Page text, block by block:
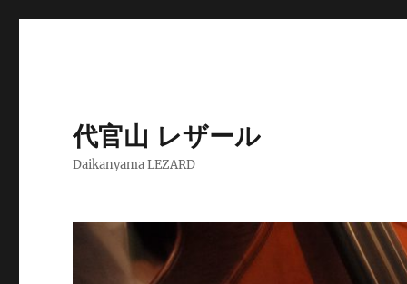
代官山 レザール
Daikanyama LEZARD